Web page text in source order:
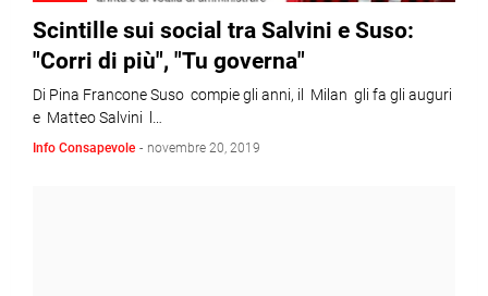
Scintille sui social tra Salvini e Suso:
"Corri di più", "Tu governa"
Di Pina Francone Suso compie gli anni, il Milan gli fa gli auguri
e Matteo Salvini l…
Info Consapevole - novembre 20, 2019